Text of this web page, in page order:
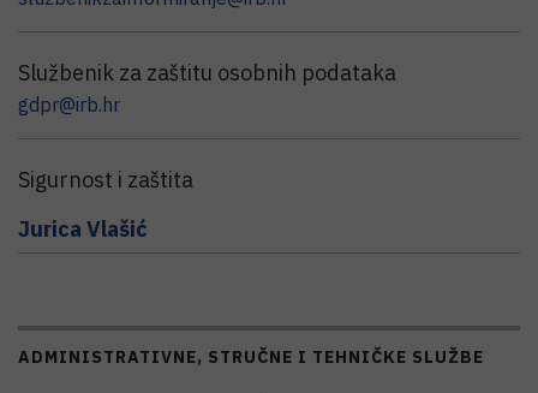
Službenik za zaštitu osobnih podataka
gdpr@irb.hr
Sigurnost i zaštita
Jurica Vlašić
ADMINISTRATIVNE, STRUČNE I TEHNIČKE SLUŽBE